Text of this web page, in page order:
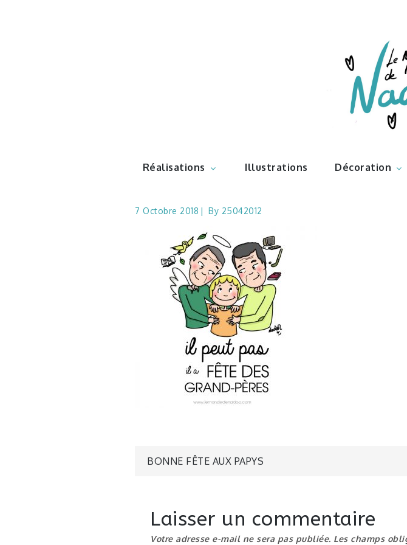
Réalisations Illustrations Décoration
7 Octobre 2018 By 25042012
Navigation
l’article
BONNE FÊTE AUX PAPYS
Laisser un commentaire
Votre adresse e-mail ne sera pas publiée. Les champs